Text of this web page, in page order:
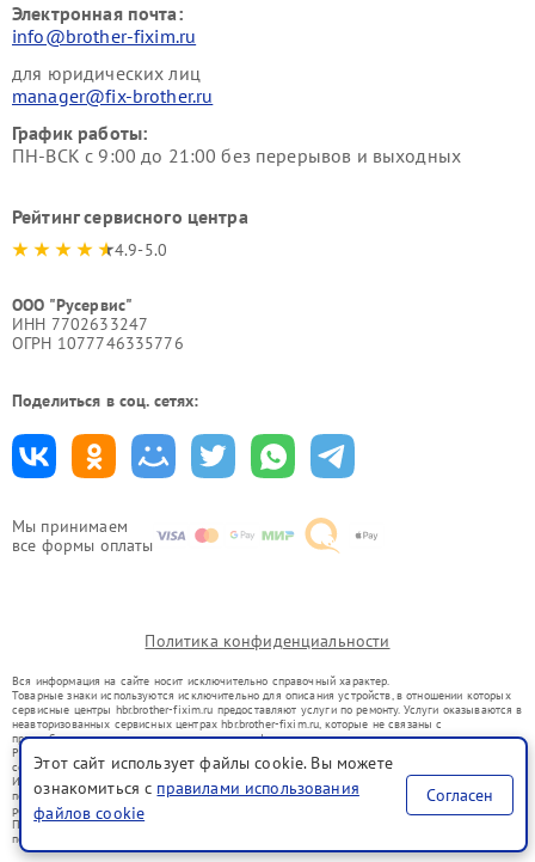
Мы принимаем
все формы оплаты
Электронная почта:
info@brother-fixim.ru
для юридических лиц
manager@fix-brother.ru
График работы:
ПН-ВСК с 9:00 до 21:00 без перерывов и выходных
Рейтинг сервисного центра
4.9-5.0
ООО "Русервис"
ИНН 7702633247
ОГРН 1077746335776
Поделиться в соц. сетях:
Политика конфиденциальности
Вся информация на сайте носит исключительно справочный характер.
Товарные знаки используются исключительно для описания устройств, в отношении которых
сервисные центры hbr.brother-fixim.ru предоставляют услуги по ремонту. Услуги оказываются в
неавторизованных сервисных центрах hbr.brother-fixim.ru, которые не связаны с
правообладателями товарных знаков или их официальными представителями.
Ремонт осуществляется для устройств, уже введенных в гражданский оборот в соответствии
со статьей 1487 ГК РФ.
Использование товарных знаков не преследует цели индивидуализации услуг или введения
потребителей в заблуждение, а служит для информирования о предоставляемых услугах по
ремонту техники указанных брендов.
Представленная на сайте информация не является публичной офертой, определяемой
положениями Статьи 437(2) Гражданского кодекса РФ
Этот сайт использует файлы cookie. Вы можете
ознакомиться с правилами использования
файлов cookie
Согласен